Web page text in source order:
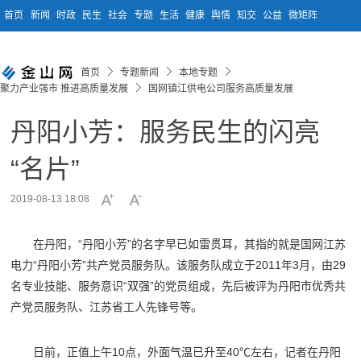
首页 新闻 时政 民生 社会 专题 生活 健康 舆情 知交 公益 微矩阵
首页 专题新闻
本地专题
聚力产业强市 推进高质量发展
国网镇江供电公司服务高质量发展
丹阳小芳：服务民生的闪亮
“名片”
2019-08-13 18:08
在丹阳，“丹阳小芳”的名字早已如雷贯耳，其指的就是国网江苏
电力“丹阳小芳”共产党员服务队。该服务队成立于2011年3月，由29
名专业技能、服务意识“双强”的党员组成，先后被评为丹阳市优秀共
产党员服务队、江苏省工人先锋号等。
日前，正值上午10点，外面气温已升至40℃左右，记者在丹阳